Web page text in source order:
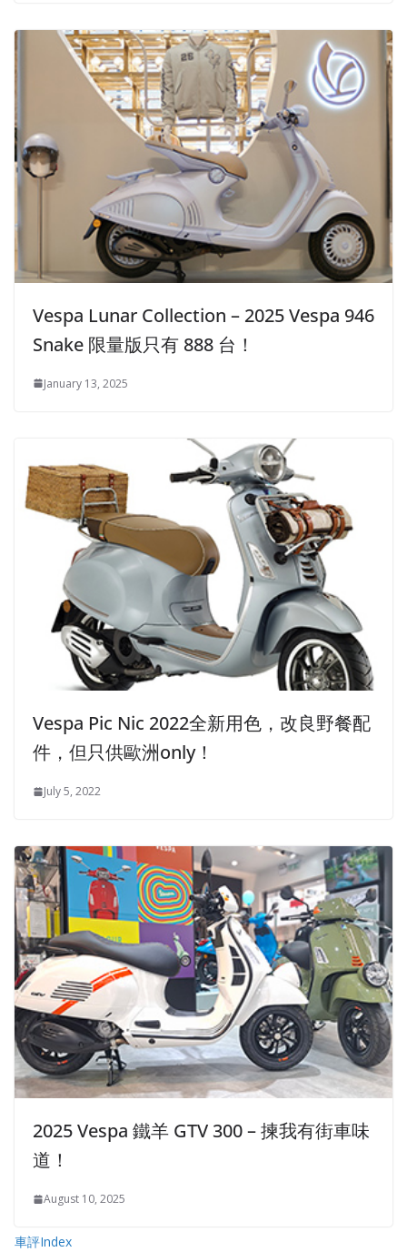
Vespa Lunar Collection – 2025 Vespa 94​​6
Snake 限量版只有 888 台！
January 13, 2025
Vespa Pic Nic 2022全新用色，改良野餐配
件，但只供歐洲only！
July 5, 2022
2025 Vespa 鐵羊 GTV 300 – 揀我有街車味
道！
August 10, 2025
車評Index